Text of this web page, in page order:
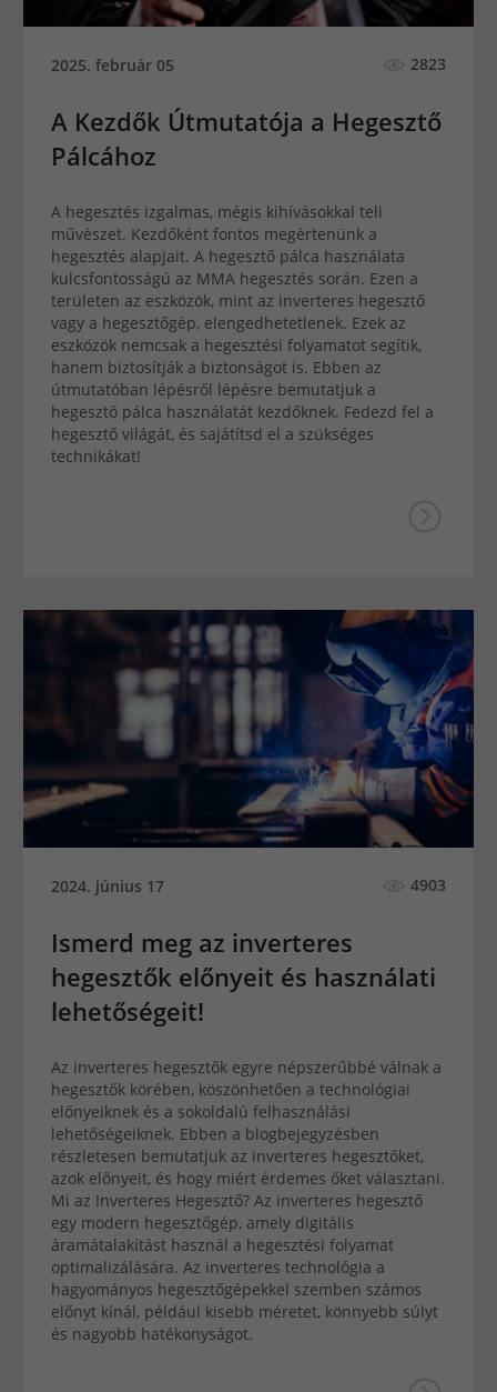
2025. február 05 2823
A Kezdők Útmutatója a Hegesztő
Pálcához
A hegesztés izgalmas, mégis kihívásokkal teli
művészet. Kezdőként fontos megértenünk a
hegesztés alapjait. A hegesztő pálca használata
kulcsfontosságú az MMA hegesztés során. Ezen a
területen az eszközök, mint az inverteres hegesztő
vagy a hegesztőgép, elengedhetetlenek. Ezek az
eszközök nemcsak a hegesztési folyamatot segítik,
hanem biztosítják a biztonságot is. Ebben az
útmutatóban lépésről lépésre bemutatjuk a
hegesztő pálca használatát kezdőknek. Fedezd fel a
hegesztő világát, és sajátítsd el a szükséges
technikákat!
2024. június 17 4903
Ismerd meg az inverteres
hegesztők előnyeit és használati
lehetőségeit!
Az inverteres hegesztők egyre népszerűbbé válnak a
hegesztők körében, köszönhetően a technológiai
előnyeiknek és a sokoldalú felhasználási
lehetőségeiknek. Ebben a blogbejegyzésben
részletesen bemutatjuk az inverteres hegesztőket,
azok előnyeit, és hogy miért érdemes őket választani.
Mi az Inverteres Hegesztő? Az inverteres hegesztő
egy modern hegesztőgép, amely digitális
áramátalakítást használ a hegesztési folyamat
optimalizálására. Az inverteres technológia a
hagyományos hegesztőgépekkel szemben számos
előnyt kínál, például kisebb méretet, könnyebb súlyt
és nagyobb hatékonyságot.